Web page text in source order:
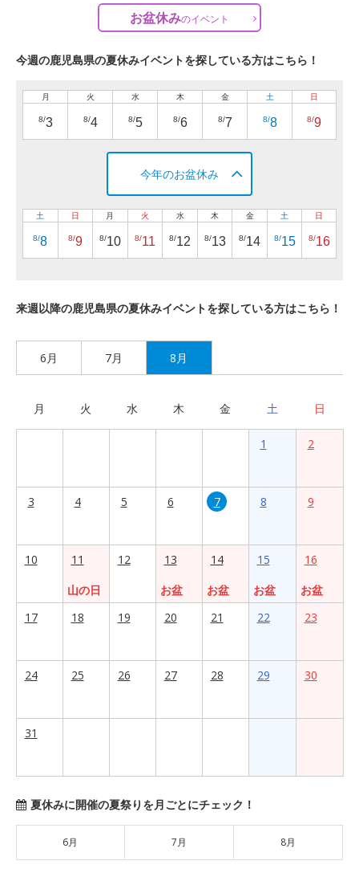
お盆休みのイベント
今週の鹿児島県の夏休みイベントを探している方はこちら！
月
8/3
火
8/4
水
8/5
木
8/6
金
8/7
土
8/8
日
8/9
今年のお盆休み
土
8/8
日
8/9
月
8/10
火
8/11
水
8/12
木
8/13
金
8/14
土
8/15
日
8/16
来週以降の鹿児島県の夏休みイベントを探している方はこちら！
6月 7月 8月
月 火 水 木 金 土 日
1 2
3 4 5 6 7 8 9
10
11
山の日
12
13
お盆
14
お盆
15
お盆
16
お盆
17
18 19 20 21 22 23
24 25 26 27 28 29 30
31
夏休みに開催の夏祭りを月ごとにチェック！
6月 7月 8月